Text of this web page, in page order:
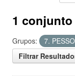
1
Grupos: 7.
Filtrar